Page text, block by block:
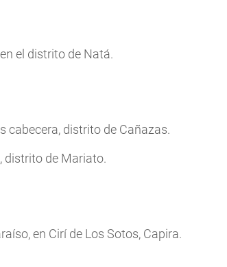
el distrito de Natá.
cabecera, distrito de Cañazas.
distrito de Mariato.
en Cirí de Los Sotos, Capira.